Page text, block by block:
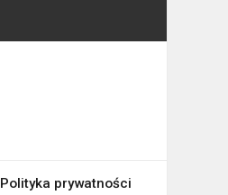
Polityka prywatności